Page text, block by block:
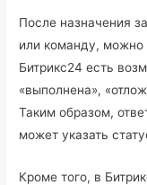
После назначения
или команду, можно
Битрикс24 есть
«выполнена»,
Таким образом,
может указать
Кроме того, в